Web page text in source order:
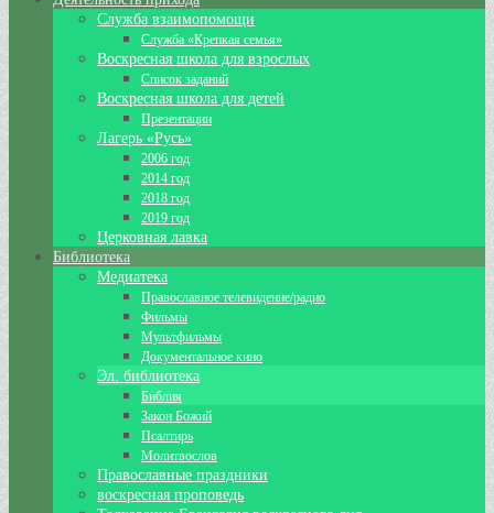
Служба взаимопомощи
Служба «Крепкая семья»
Воскресная школа для взрослых
Список заданий
Воскресная школа для детей
Презентации
Лагерь «Русь»
2006 год
2014 год
2018 год
2019 год
Церковная лавка
Библиотека
Медиатека
Православное телевидение/радио
Фильмы
Мультфильмы
Документальное кино
Эл. библиотека
Библия
Закон Божий
Псалтирь
Молитвослов
Православные праздники
воскресная проповедь